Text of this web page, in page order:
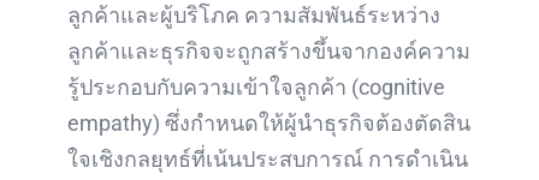
ลูกค้าและผู้บริโภค ความสัมพันธ์ระหว่าง
ลูกค้าและธุรกิจจะถูกสร้างขึ้นจากองค์ความ
รู้ประกอบกับความเข้าใจลูกค้า (cognitive
empathy) ซึ่งกำหนดให้ผู้นำธุรกิจต้องตัดสิน
ใจเชิงกลยุทธ์ที่เน้นประสบการณ์ การดำเนิน